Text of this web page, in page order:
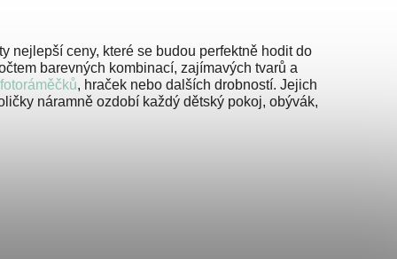
nejlepší ceny, které se budou perfektně hodit do
barevných kombinací, zajímavých tvarů a
fotoráměčků, hraček nebo dalších drobností. Jejich
náramně ozdobí každý dětský pokoj, obývák,